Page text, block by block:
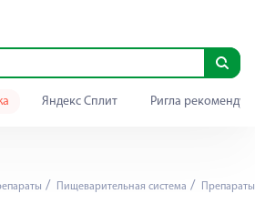
Яндекс Сплит Ригла
Пищеварительная система